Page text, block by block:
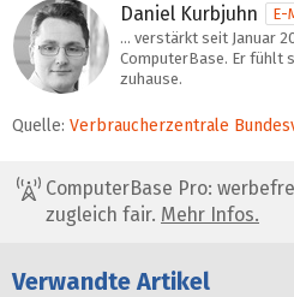
Daniel Kurbjuhn
E-
… verstärkt seit Januar
ComputerBase. Er fühlt
zuhause.
Quelle: Verbraucherzentrale
ComputerBase Pro:
zugleich fair. Mehr Infos.
Verwandte Artikel